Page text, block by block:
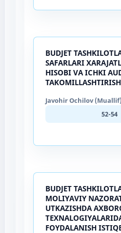
BUDJET
SAFARLARI
HISOBI VA ICHKI
TAKOMILLASHTIRISH
Javohir Ochilov (Muallif)
52-54
BUDJET
MOLIYAVIY
UTKAZISHDA
FOYDALANISH